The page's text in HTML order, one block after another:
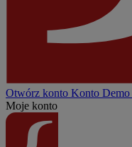
Otwórz konto Konto Demo
Moje konto